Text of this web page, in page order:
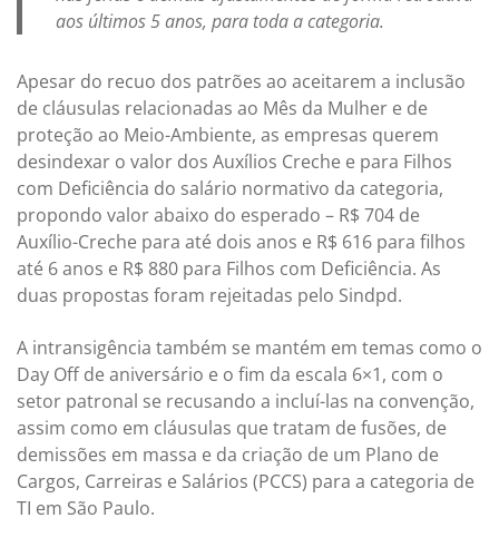
aos últimos 5 anos, para toda a categoria.
Apesar do recuo dos patrões ao aceitarem a inclusão
de cláusulas relacionadas ao Mês da Mulher e de
proteção ao Meio-Ambiente, as empresas querem
desindexar o valor dos Auxílios Creche e para Filhos
com Deficiência do salário normativo da categoria,
propondo valor abaixo do esperado – R$ 704 de
Auxílio-Creche para até dois anos e R$ 616 para filhos
até 6 anos e R$ 880 para Filhos com Deficiência. As
duas propostas foram rejeitadas pelo Sindpd.
A intransigência também se mantém em temas como o
Day Off de aniversário e o fim da escala 6×1, com o
setor patronal se recusando a incluí-las na convenção,
assim como em cláusulas que tratam de fusões, de
demissões em massa e da criação de um Plano de
Cargos, Carreiras e Salários (PCCS) para a categoria de
TI em São Paulo.